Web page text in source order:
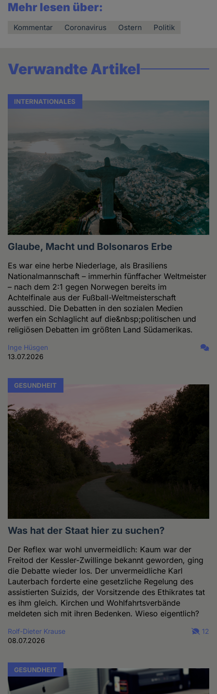
Mehr lesen über:
Kommentar Coronavirus Ostern Politik
Verwandte Artikel
INTERNATIONALES
Glaube, Macht und Bolsonaros Erbe
Es war eine herbe Niederlage, als Brasiliens
Nationalmannschaft – immerhin fünffacher Weltmeister
– nach dem 2:1 gegen Norwegen bereits im
Achtelfinale aus der Fußball-Weltmeisterschaft
ausschied. Die Debatten in den sozialen Medien
werfen ein Schlaglicht auf die&nbsp;politischen und
religiösen Debatten im größten Land Südamerikas.
Inge Hüsgen
13.07.2026
GESUNDHEIT
Was hat der Staat hier zu suchen?
Der Reflex war wohl unvermeidlich: Kaum war der
Freitod der Kessler-Zwillinge bekannt geworden, ging
die Debatte wieder los. Der unvermeidliche Karl
Lauterbach forderte eine gesetzliche Regelung des
assistierten Suizids, der Vorsitzende des Ethikrates tat
es ihm gleich. Kirchen und Wohlfahrtsverbände
meldeten sich mit ihren Bedenken. Wieso eigentlich?
Rolf-Dieter Krause
08.07.2026
12
GESUNDHEIT